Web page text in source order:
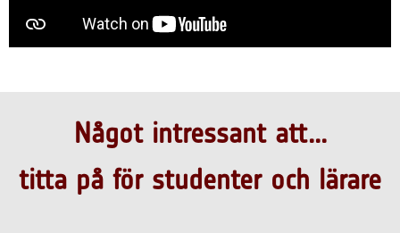
Något intressant att...
titta på för studenter och lärare